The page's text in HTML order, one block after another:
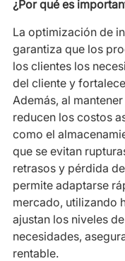
¿Por qué es
La optimización de
garantiza que los
los clientes los
del cliente y
Además, al
reducen los costos
como el
que se evitan
retrasos y pérdida
permite adaptarse
mercado, utilizando
ajustan los niveles
necesidades,
rentable.